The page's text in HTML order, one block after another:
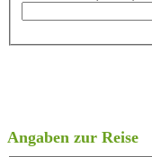
Angaben zur Reise